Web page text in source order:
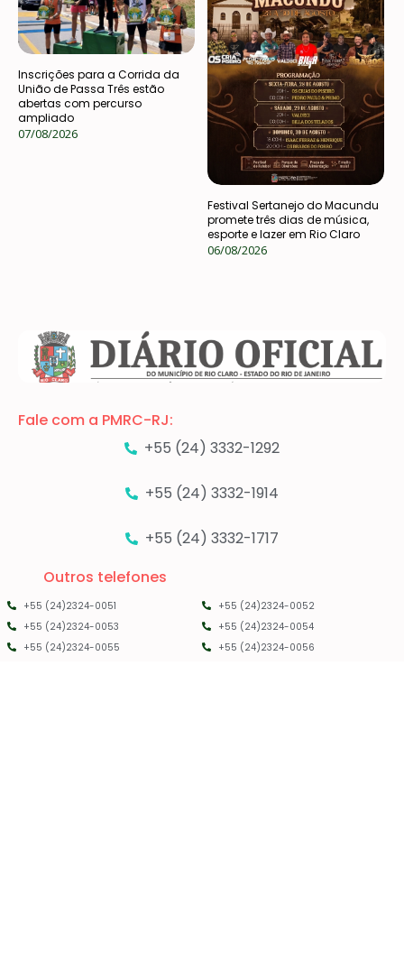
Inscrições para a Corrida da
União de Passa Três estão
abertas com percurso
ampliado
07/08/2026
Festival Sertanejo do Macundu
promete três dias de música,
esporte e lazer em Rio Claro
06/08/2026
Fale com a PMRC-RJ:
+55 (24) 3332-1292
+55 (24) 3332-1914
+55 (24) 3332-1717
Outros telefones
+55 (24)2324-0051
+55 (24)2324-0052
+55 (24)2324-0053
+55 (24)2324-0054
+55 (24)2324-0055
+55 (24)2324-0056